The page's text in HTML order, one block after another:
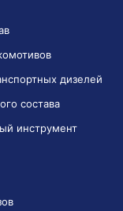
дизелей
состава
инструмент